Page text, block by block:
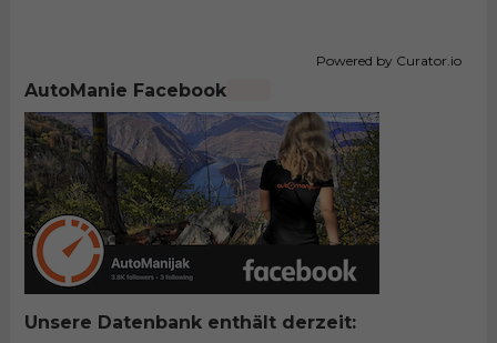
Powered by Curator.io
AutoManie Facebook
Unsere Datenbank enthält derzeit: